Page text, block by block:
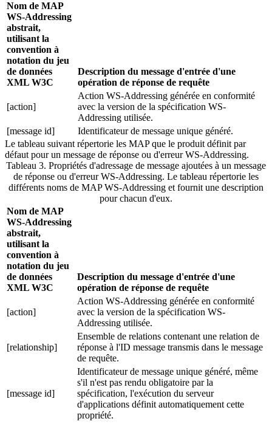
Nom de MAP
WS-Addressing
abstrait,
utilisant la
convention à
notation du jeu
de données
XML W3C
Description du message d'entrée d'une
opération de réponse de requête
[action]
Action WS-Addressing générée en conformité
avec la version de la spécification WS-
Addressing utilisée.
[message id]
Identificateur de message unique généré.
Le tableau suivant répertorie les MAP que le produit définit par
défaut pour un message de réponse ou d'erreur WS-Addressing.
Tableau 3. Propriétés d'adressage de message ajoutées à un message
de réponse ou d'erreur WS-Addressing. Le tableau répertorie les
différents noms de MAP WS-Addressing et fournit une description
pour chacun d'eux.
Nom de MAP
WS-Addressing
abstrait,
utilisant la
convention à
notation du jeu
de données
XML W3C
Description du message d'entrée d'une
opération de réponse de requête
[action]
Action WS-Addressing générée en conformité
avec la version de la spécification WS-
Addressing utilisée.
[relationship]
Ensemble de relations contenant une relation de
réponse à l'ID message transmis dans le message
de requête.
[message id]
Identificateur de message unique généré, même
s'il n'est pas rendu obligatoire par la
spécification, l'exécution du serveur
d'applications définit automatiquement cette
propriété.